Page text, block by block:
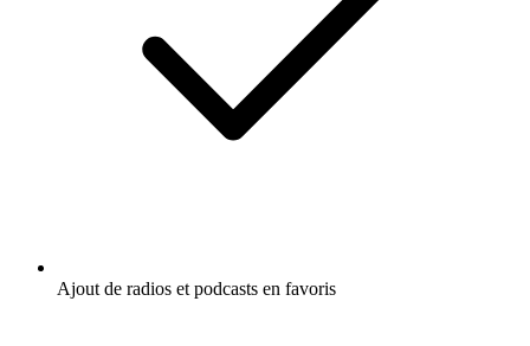
Ajout de radios et podcasts en favoris